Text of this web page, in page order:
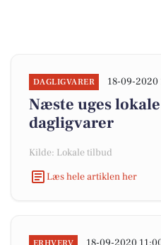
DAGLIGVARER 18-09-2020
Næste uges
dagligvarer
Kilde: Lokale tilbud
Læs hele artiklen her